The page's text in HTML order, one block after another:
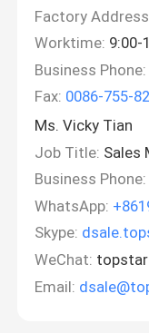
Factory
Worktime: 9:00-
Business Phone:
Fax: 0086-755-
Ms. Vicky Tian
Job Title: Sales
Business Phone:
WhatsApp:
Skype:
WeChat:
Email: